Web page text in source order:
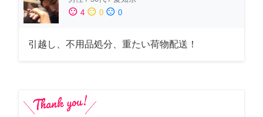
sentiment_satisfied 4 sentiment_neutral 0 sentiment_dissatisfied 0
引越し、不用品処分、重たい荷物配送！